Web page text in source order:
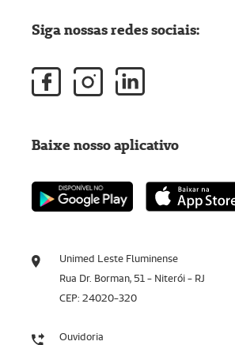
Unimed Leste Fluminense
Rua Dr. Borman, 51 - Niterói - RJ
CEP: 24020-320
Ouvidoria
Siga nossas redes sociais:
Baixe nosso aplicativo